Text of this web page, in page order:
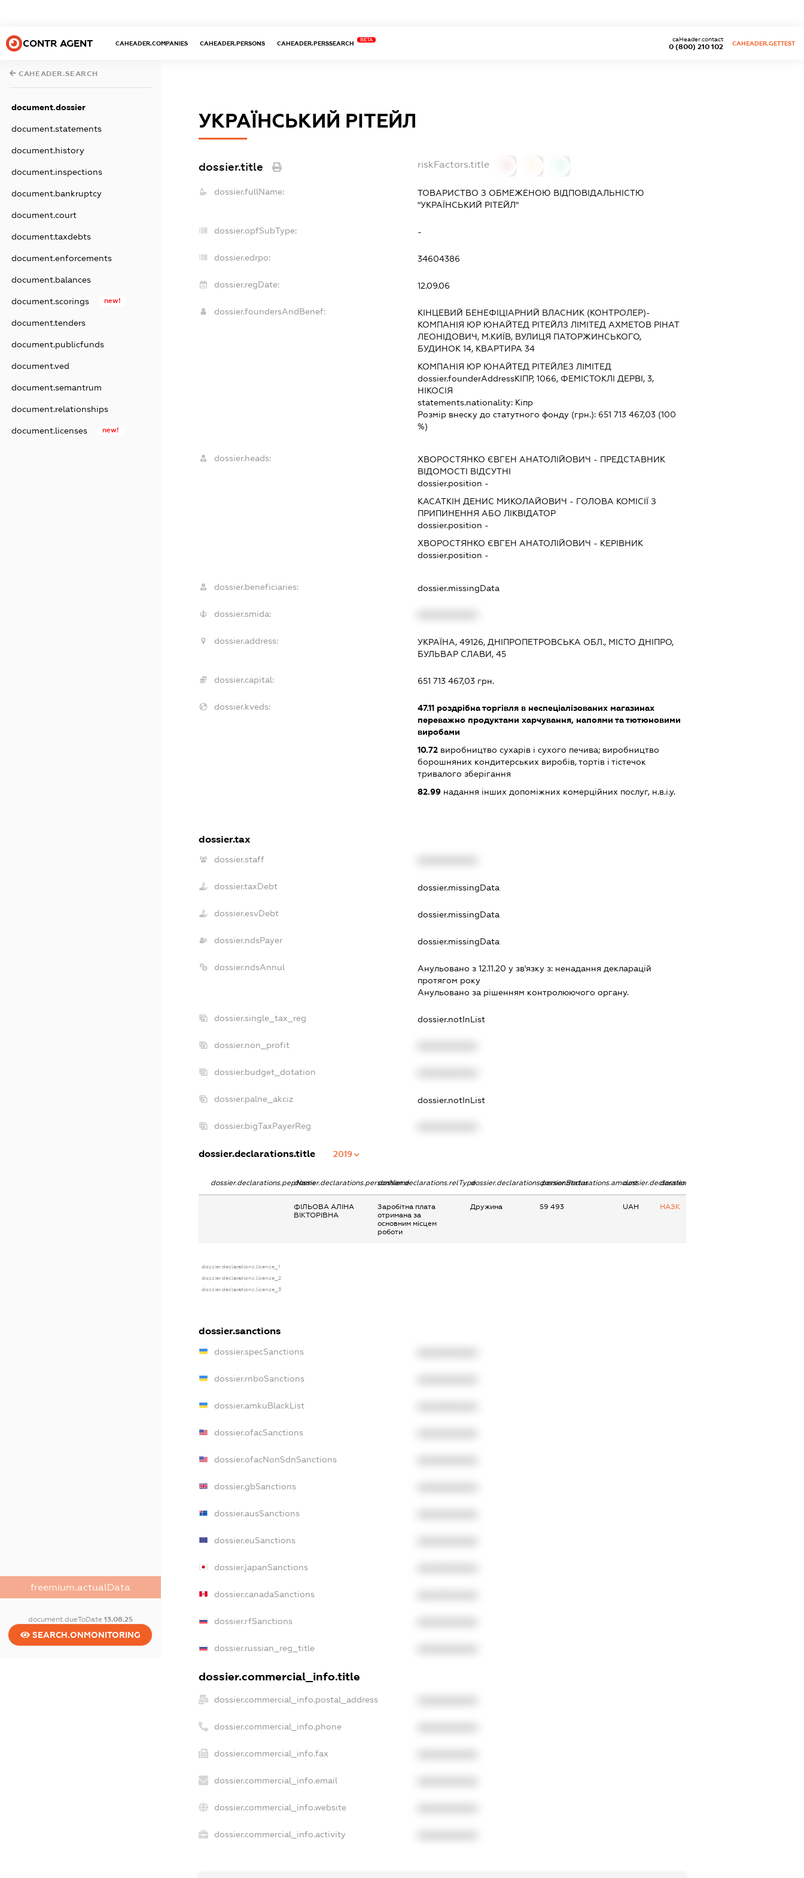
CONTR AGENT CAHEADER.COMPANIES CAHEADER.PERSONS CAHEADER.PERSSEARCH
BETA
0 (800) 210 102
caHeader.contact
CAHEADER.GETTEST
CAHEADER.SEARCH
document.dossier
document.statements
document.history
document.inspections
document.bankruptcy
document.court
document.taxdebts
document.enforcements
document.balances
document.scorings new!
document.tenders
document.publicfunds
document.ved
document.semantrum
document.relationships
document.licenses new!
freemium.actualData
document.dueToDate 13.08.25
SEARCH.ONMONITORING
УКРАЇНСЬКИЙ РІТЕЙЛ
dossier.title riskFactors.title
dossier.fullName:
ТОВАРИСТВО З ОБМЕЖЕНОЮ ВІДПОВІДАЛЬНІСТЮ
"УКРАЇНСЬКИЙ РІТЕЙЛ"
dossier.opfSubType: -
dossier.edrpo: 34604386
dossier.regDate: 12.09.06
dossier.foundersAndBenef:
КІНЦЕВИЙ БЕНЕФІЦІАРНИЙ ВЛАСНИК (КОНТРОЛЕР)-
КОМПАНІЯ ЮР ЮНАЙТЕД РІТЕЙЛЗ ЛІМІТЕД АХМЕТОВ РІНАТ
ЛЕОНІДОВИЧ, М.КИЇВ, ВУЛИЦЯ ПАТОРЖИНСЬКОГО,
БУДИНОК 14, КВАРТИРА 34
КОМПАНІЯ ЮР ЮНАЙТЕД РІТЕЙЛЕЗ ЛІМІТЕД
dossier.founderAddressКІПР, 1066, ФЕМІСТОКЛІ ДЕРВІ, 3,
НІКОСІЯ
statements.nationality: Кіпр
Розмір внеску до статутного фонду (грн.): 651 713 467,03 (100
%)
dossier.heads: ХВОРОСТЯНКО ЄВГЕН АНАТОЛІЙОВИЧ - ПРЕДСТАВНИК
ВІДОМОСТІ ВІДСУТНІ
dossier.position -
КАСАТКІН ДЕНИС МИКОЛАЙОВИЧ - ГОЛОВА КОМІСІЇ З
ПРИПИНЕННЯ АБО ЛІКВІДАТОР
dossier.position -
ХВОРОСТЯНКО ЄВГЕН АНАТОЛІЙОВИЧ - КЕРІВНИК
dossier.position -
dossier.beneficiaries: dossier.missingData
dossier.smida:
dossier.address:
УКРАЇНА, 49126, ДНІПРОПЕТРОВСЬКА ОБЛ., МІСТО ДНІПРО,
БУЛЬВАР СЛАВИ, 45
dossier.capital: 651 713 467,03 грн.
dossier.kveds: 47.11 роздрібна торгівля в неспеціалізованих магазинах
переважно продуктами харчування, напоями та тютюновими
виробами
10.72 виробництво сухарів і сухого печива; виробництво
борошняних кондитерських виробів, тортів і тістечок
тривалого зберігання
82.99 надання інших допоміжних комерційних послуг, н.в.і.у.
dossier.tax
dossier.staff
dossier.taxDebt dossier.missingData
dossier.esvDebt dossier.missingData
dossier.ndsPayer dossier.missingData
dossier.ndsAnnul Анульовано з 12.11.20 у зв'язку з: ненадання декларацiй
протягом року
Анульовано за рiшенням контролюючого органу.
dossier.single_tax_reg dossier.notInList
dossier.non_profit
dossier.budget_dotation
dossier.palne_akciz dossier.notInList
dossier.bigTaxPayerReg
dossier.declarations.title 2019
dossier.declarations.pepNamedossier.declarations.personNamedossier.declarations.relTypedossier.declarations.personStatusdossier.declarations.amountdossier.declarations.currency
dossier.declarations.source
ФІЛЬОВА АЛІНА
ВІКТОРІВНА
Заробітна плата
отримана за
основним місцем
роботи
Дружина 59 493 UAH НАЗК
dossier.declarations.license_1
dossier.declarations.license_2
dossier.declarations.license_3
dossier.sanctions
dossier.specSanctions
dossier.rnboSanctions
dossier.amkuBlackList
dossier.ofacSanctions
dossier.ofacNonSdnSanctions
dossier.gbSanctions
dossier.ausSanctions
dossier.euSanctions
dossier.japanSanctions
dossier.canadaSanctions
dossier.rfSanctions
dossier.russian_reg_title
dossier.commercial_info.title
dossier.commercial_info.postal_address
dossier.commercial_info.phone
dossier.commercial_info.fax
dossier.commercial_info.email
dossier.commercial_info.website
dossier.commercial_info.activity